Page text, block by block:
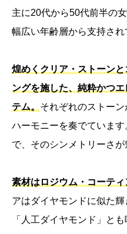
主に20代から50代前半の
幅広い年齢層から支持され
煌めくクリア・ストーン
ングを施した、純粋かつ
テム。 それぞれのストー
ハーモニーを奏でていま
で、そのシンメトリーさが
素材はロジウム・コーティ
アはダイヤモンドに似た輝
「人工ダイヤモンド」と